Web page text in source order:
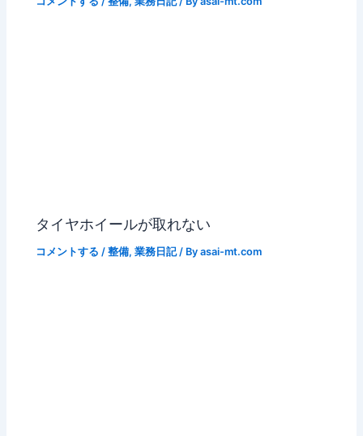
タイヤホイールが取れない
コメントする /整備,業務日記/ Byasai-mt.com